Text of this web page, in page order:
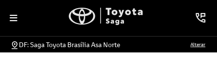
DF: Saga Toyota Brasília Asa Norte Alterar